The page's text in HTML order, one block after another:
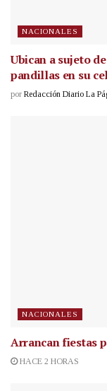
NACIONALES
Ubican a sujeto
pandillas en su
por Redacción Diario La
NACIONALES
Arrancan fiestas
HACE 2 HORAS